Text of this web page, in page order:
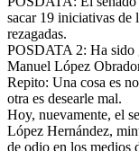
sacar 19 iniciativas de
rezagadas.
POSDATA 2: Ha sido
Manuel López
Repito: Una cosa es
otra es desearle mal.
Hoy, nuevamente, el
López Hernández,
de odio en los medios